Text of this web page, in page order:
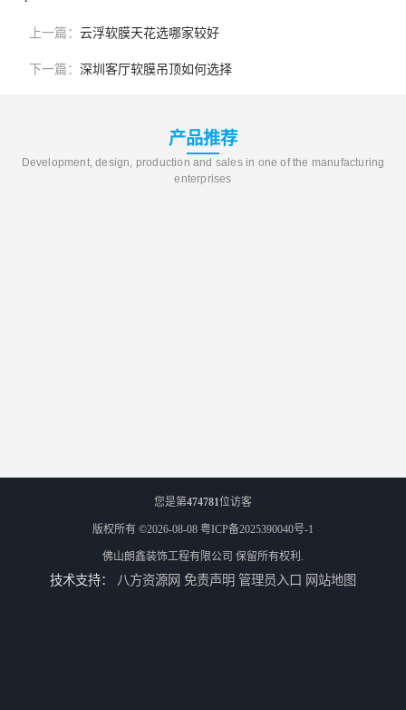
上一篇： 云浮软膜天花选哪家较好
下一篇： 深圳客厅软膜吊顶如何选择
产品推荐
Development, design, production and sales in one of the manufacturing
enterprises
您是第474781位访客
版权所有 ©2026-08-08 粤ICP备2025390040号-1
佛山朗鑫装饰工程有限公司 保留所有权利.
技术支持： 八方资源网 免责声明 管理员入口 网站地图